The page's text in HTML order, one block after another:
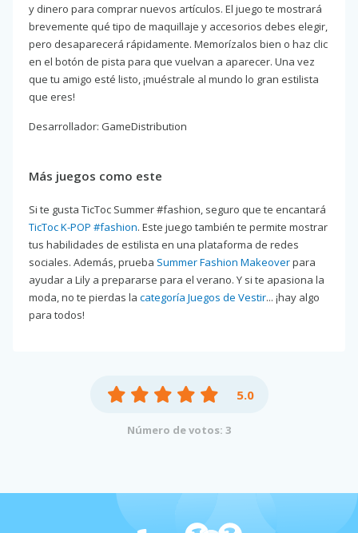
y dinero para comprar nuevos artículos. El juego te mostrará
brevemente qué tipo de maquillaje y accesorios debes elegir,
pero desaparecerá rápidamente. Memorízalos bien o haz clic
en el botón de pista para que vuelvan a aparecer. Una vez
que tu amigo esté listo, ¡muéstrale al mundo lo gran estilista
que eres!
Desarrollador: GameDistribution
Más juegos como este
Si te gusta TicToc Summer #fashion, seguro que te encantará
TicToc K-POP #fashion. Este juego también te permite mostrar
tus habilidades de estilista en una plataforma de redes
sociales. Además, prueba Summer Fashion Makeoverpara
ayudar a Lily a prepararse para el verano. Y si te apasiona la
moda, no te pierdas la categoría Juegos de Vestir... ¡hay algo
para todos!
5.0
Número de votos: 3